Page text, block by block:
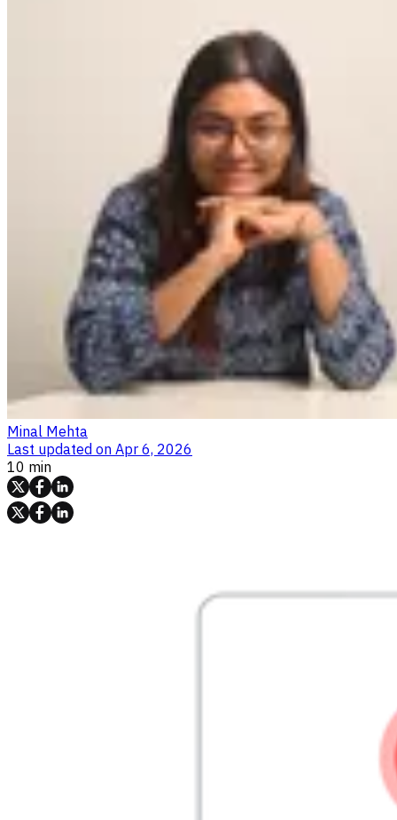
Minal Mehta
Last updated on Apr 6, 2026
10 min